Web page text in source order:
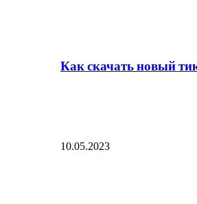
Как скачать новый
10.05.2023